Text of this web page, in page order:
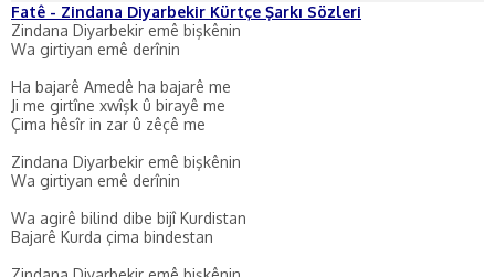
Fatê - Zindana Diyarbekir Kürtçe Şarkı Sözleri
Zindana Diyarbekir emê bişkênin
Wa girtiyan emê derînin
Ha bajarê Amedê ha bajarê me
Ji me girtîne xwîşk û birayê me
Çima hêsîr in zar û zêçê me
Zindana Diyarbekir emê bişkênin
Wa girtiyan emê derînin
Wa agirê bilind dibe bijî Kurdistan
Bajarê Kurda çima bindestan